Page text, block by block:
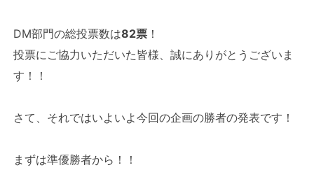
DM部門の総投票数は82票 ！
投票にご協力いただいた皆様、誠にありがとうございま
す！！
さて、それではいよいよ今回の企画の勝者の発表です！
まずは準優勝者から！！